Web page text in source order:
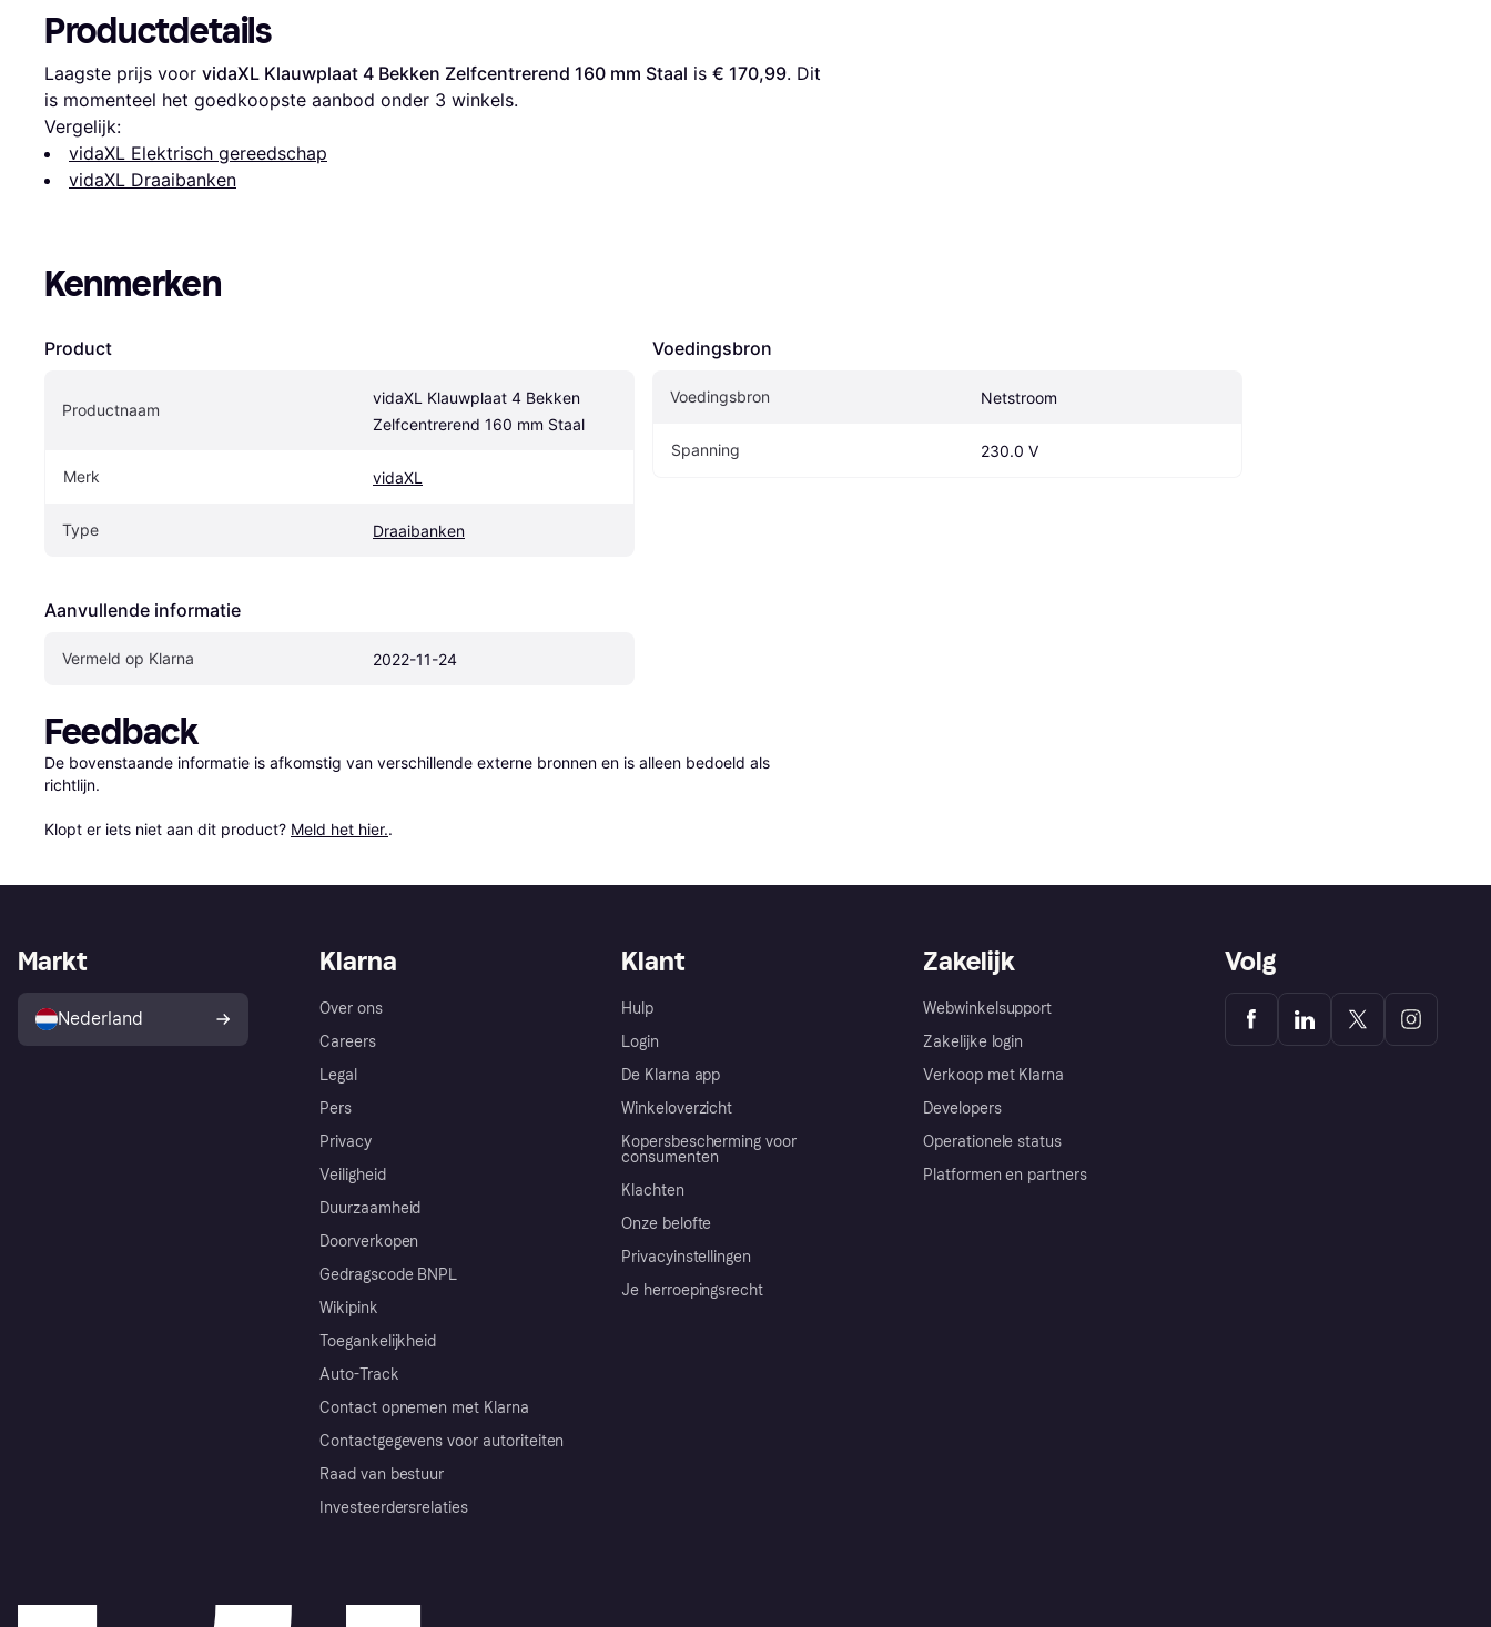
Productdetails
Laagste prijs voor vidaXL Klauwplaat 4 Bekken Zelfcentrerend 160 mm Staal is € 170,99. Dit
is momenteel het goedkoopste aanbod onder 3 winkels.
Vergelijk:
vidaXL Elektrisch gereedschap
vidaXL Draaibanken
Kenmerken
Product
Productnaam
vidaXL Klauwplaat 4 Bekken
Zelfcentrerend 160 mm Staal
Merk vidaXL
Type Draaibanken
Aanvullende informatie
Vermeld op Klarna 2022-11-24
Voedingsbron
Voedingsbron Netstroom
Spanning 230.0 V
Feedback
De bovenstaande informatie is afkomstig van verschillende externe bronnen en is alleen bedoeld als
richtlijn.
Klopt er iets niet aan dit product? Meld het hier..
Klarna
Over ons
Careers
Legal
Pers
Privacy
Veiligheid
Duurzaamheid
Doorverkopen
Gedragscode BNPL
Wikipink
Toegankelijkheid
Auto-Track
Contact opnemen met Klarna
Contactgegevens voor autoriteiten
Raad van bestuur
Investeerdersrelaties
Klant
Hulp
Login
De Klarna app
Winkeloverzicht
Kopersbescherming voor
consumenten
Klachten
Onze belofte
Privacyinstellingen
Je herroepingsrecht
Zakelijk
Webwinkelsupport
Zakelijke login
Verkoop met Klarna
Developers
Operationele status
Platformen en partners
Markt
Nederland
Volg